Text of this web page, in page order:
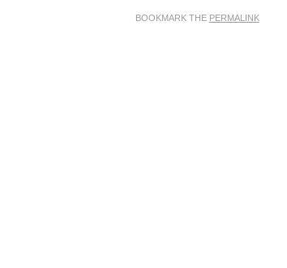
BOOKMARK THE PERMALINK